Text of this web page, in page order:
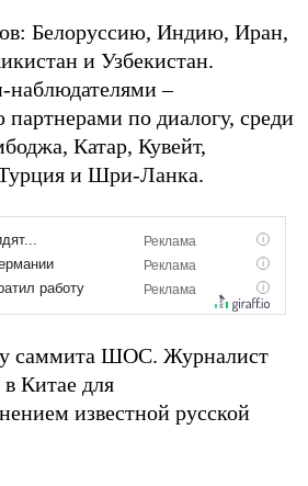
Белоруссию, Индию, Иран,
и Узбекистан.
наблюдателями –
по диалогу, среди
Катар, Кувейт,
и Шри-Ланка.
саммита ШОС. Журналист
Китае для
известной русской